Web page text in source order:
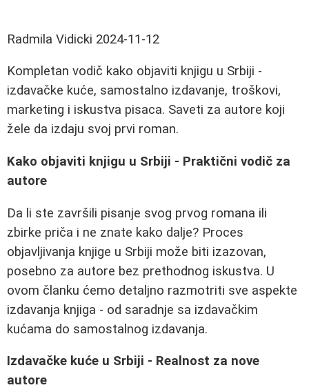
Radmila Vidicki 2024-11-12
Kompletan vodič kako objaviti knjigu u Srbiji -
izdavačke kuće, samostalno izdavanje, troškovi,
marketing i iskustva pisaca. Saveti za autore koji
žele da izdaju svoj prvi roman.
Kako objaviti knjigu u Srbiji - Praktični vodič za
autore
Da li ste završili pisanje svog prvog romana ili
zbirke priča i ne znate kako dalje? Proces
objavljivanja knjige u Srbiji može biti izazovan,
posebno za autore bez prethodnog iskustva. U
ovom članku ćemo detaljno razmotriti sve aspekte
izdavanja knjiga - od saradnje sa izdavačkim
kućama do samostalnog izdavanja.
Izdavačke kuće u Srbiji - Realnost za nove
autore